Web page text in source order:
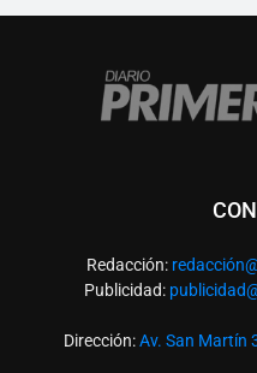
Redacción: redacció
Publicidad:
Dirección:Av. San Martín